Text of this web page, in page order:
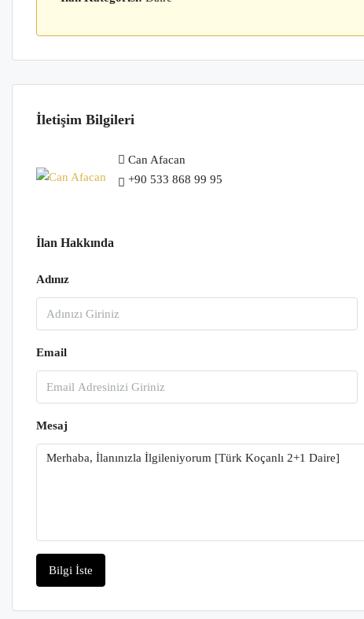
İletişim Bilgileri
Can Afacan
+90 533 868 99 95
İlan Hakkında
Adınız
Email
Mesaj
Bilgi İste